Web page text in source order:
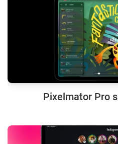
Pixelmator Pro